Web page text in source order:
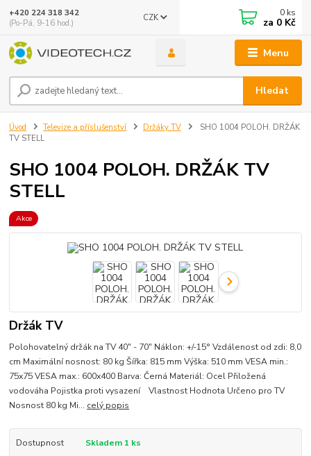
Menu
CZK
Hledat
+420 224 318 342
(Po-Pá, 9-16 hod.)
0 ks
za 0 Kč
Úvod Televize a příslušenství Držáky TV
SHO 1004 POLOH. DRŽÁK
TV STELL
SHO 1004 POLOH. DRŽÁK TV
STELL
Akce
Držák TV
Polohovatelný držák na TV 40" - 70" Náklon: +/-15° Vzdálenost od zdi: 8,0
cm Maximální nosnost: 80 kg Šířka: 815 mm Výška: 510 mm VESA min.:
75x75 VESA max.: 600x400 Barva: Černá Materiál: Ocel Přiložená
vodováha Pojistka proti vysazení Vlastnost Hodnota Určeno pro TV
Nosnost 80 kg Mi... celý popis
Dostupnost
Skladem 1 ks